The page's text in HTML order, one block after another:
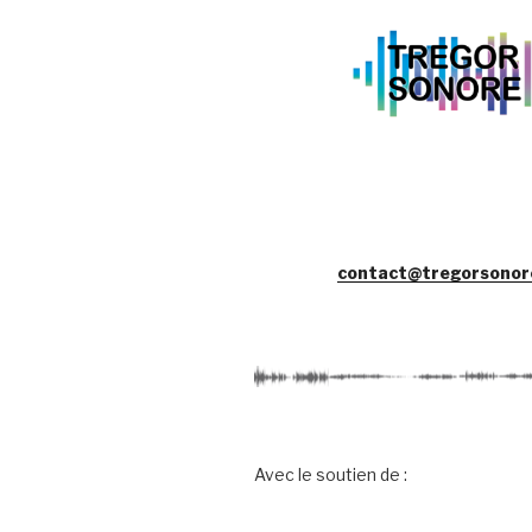
Avec le soutien de :